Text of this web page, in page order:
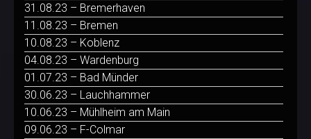
31.08.23 – Bremerhaven
11.08.23 – Bremen
10.08.23 – Koblenz
04.08.23 – Wardenburg
01.07.23 – Bad Münder
30.06.23 – Lauchhammer
10.06.23 – Mühlheim am Main
09.06.23 – F-Colmar